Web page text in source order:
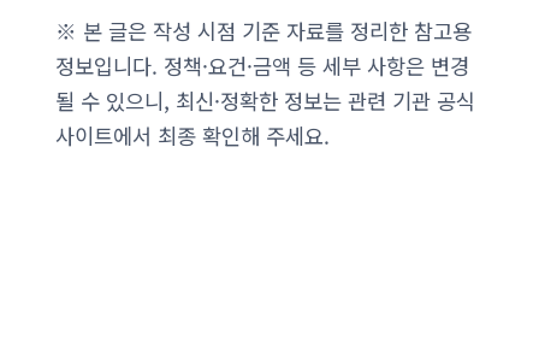
※ 본 글은 작성 시점 기준 자료를 정리한 참고용
정보입니다. 정책·요건·금액 등 세부 사항은 변경
될 수 있으니, 최신·정확한 정보는 관련 기관 공식
사이트에서 최종 확인해 주세요.